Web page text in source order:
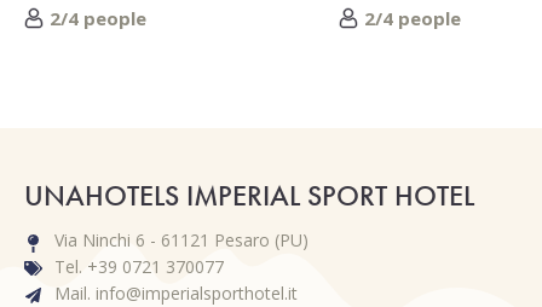
2/4 people 2/4 people
UNAHOTELS IMPERIAL SPORT HOTEL
Via Ninchi 6 - 61121 Pesaro (PU)
Tel. +39 0721 370077
Mail. info@imperialsporthotel.it